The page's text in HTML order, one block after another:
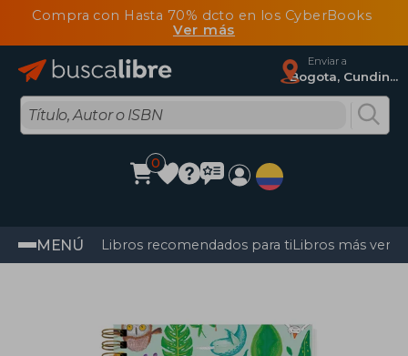
Compra con Hasta 70% dcto en los CyberBooks
Ver más
Enviar a
Bogota, Cundinamarca
0
MENÚ Libros recomendados para tiLibros más